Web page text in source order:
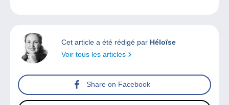
Cet article a été rédigé par Héloïse
Voir tous les articles
Share on Facebook